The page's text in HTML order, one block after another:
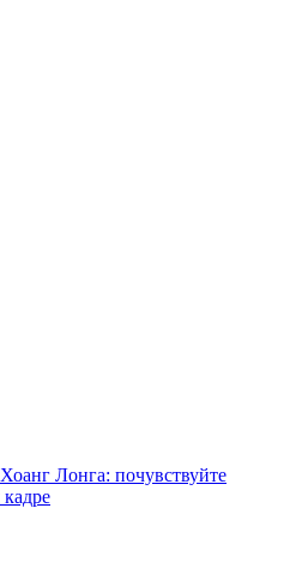
Лонга: почувствуйте